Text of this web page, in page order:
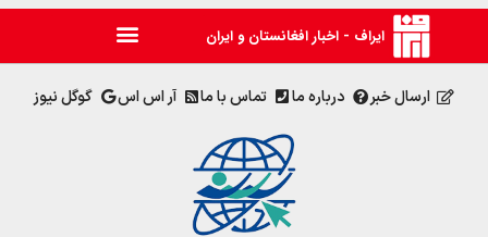
ایراف - اخبار افغانستان و ایران
ارسال خبر درباره ما تماس با ما آر اس اس گوگل نیوز